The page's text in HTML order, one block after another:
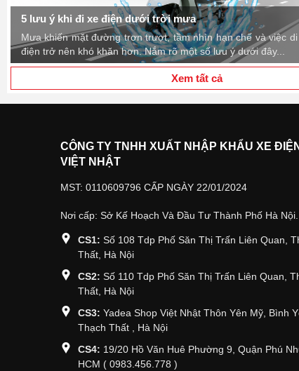
5 lưu ý khi đi xe điện dưới trời mưa
Mưa khiến mặt đường trơn trượt, tầm nhìn hạn chế và việc
điện trở nên khó khăn hơn. Nắm rõ một số lưu ý dưới đây...
Xem tất cả
CÔNG TY TNHH XUẤT NHẬP KHẨU XE ĐIỆN
VIỆT NHẬT
MST: 0110609796 CẤP NGÀY 22/01/2024
Nơi cấp: Sở Kế Hoạch Và Đầu Tư Thành Phố Hà Nội.
CS1: Số 108 Tdp Phố Săn Thị Trấn Liên Quan,
Thất, Hà Nội
CS2: Số 110 Tdp Phố Săn Thị Trấn Liên Quan,
Thất, Hà Nội
CS3: Yadea Shop Việt Nhật Thôn Yên Mỹ, Bình
Thạch Thất , Hà Nội
CS4: 19/20 Hồ Văn Huê Phường 9, Quận Phú
HCM ( 0983.456.778 )